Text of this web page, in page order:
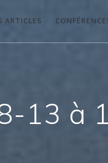
ARTICLES
13 à